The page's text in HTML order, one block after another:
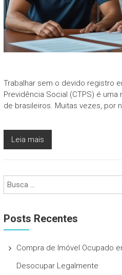
Trabalhar sem o devido registro
Previdência Social (CTPS) é
de brasileiros. Muitas vezes, por
Leia mais
Posts Recentes
Compra de Imóvel Ocupado
Desocupar Legalmente